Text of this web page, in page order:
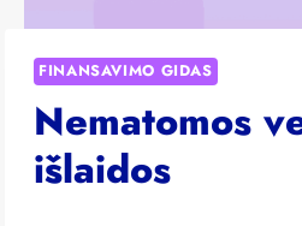
FINANSAVIMO GIDAS
Nematomos
išlaidos